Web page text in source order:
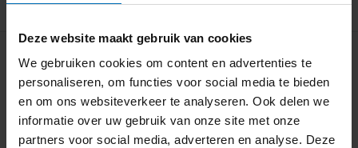
Deze website maakt gebruik van cookies
We gebruiken cookies om content en advertenties te
personaliseren, om functies voor social media te bieden
en om ons websiteverkeer te analyseren. Ook delen we
informatie over uw gebruik van onze site met onze
partners voor social media, adverteren en analyse. Deze
NU € 400.- KORTING!